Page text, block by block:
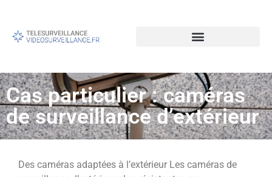
Cas particulier : caméras
de surveillance d’extérieur
Des caméras adaptées à l’extérieur Les caméras de